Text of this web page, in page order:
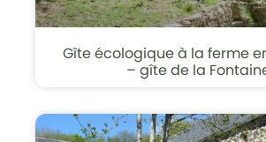
Gîte écologique à la ferme
– gîte de la